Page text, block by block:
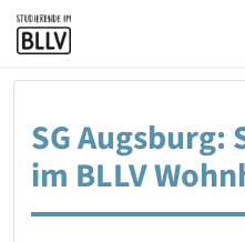
SG Augsburg:
im BLLV